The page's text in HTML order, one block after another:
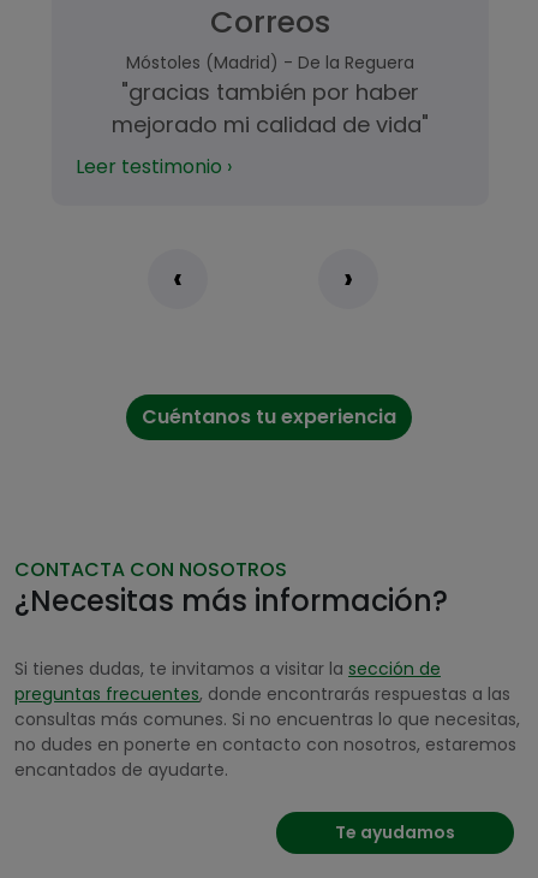
Correos
Móstoles (Madrid) - De la Reguera
"gracias también por haber
mejorado mi calidad de vida"
Leer testimonio ›
‹ ›
Cuéntanos tu experiencia
CONTACTA CON NOSOTROS
¿Necesitas más información?
Si tienes dudas, te invitamos a visitar la sección de
preguntas frecuentes, donde encontrarás respuestas a las
consultas más comunes. Si no encuentras lo que necesitas,
no dudes en ponerte en contacto con nosotros, estaremos
encantados de ayudarte.
Te ayudamos